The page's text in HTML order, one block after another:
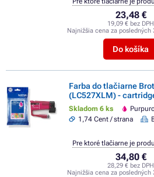
23,48 €
19,09 € bez DPH
Najnižšia cena za posledných
Do košíka
Farba do tlačiarne
(LC527XLM) -
Skladom 6 ks
1,74 Cent / strana
34,80 €
28,29 € bez DPH
Najnižšia cena za posledných
Pre ktoré tlačiarne je